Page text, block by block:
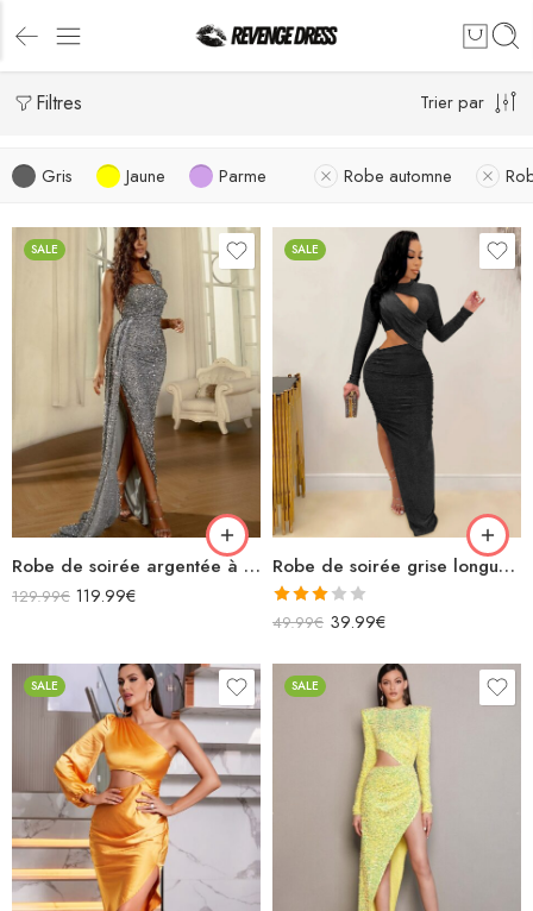
Filtres Trier par
Gris Jaune Parme Robe automne
SALE
Robe de soirée argentée à paillettes asymétrique fendue avec traîne
129.99€ 119.99€
SALE
Robe de soirée grise longue avec découpes fendue paillettes
Note
sur 5
49.99€ 39.99€
SALE SALE